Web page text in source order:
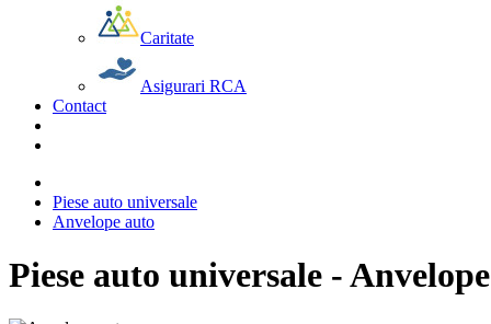
Caritate
Asigurari RCA
Contact
Piese auto universale
Anvelope auto
Piese auto universale -